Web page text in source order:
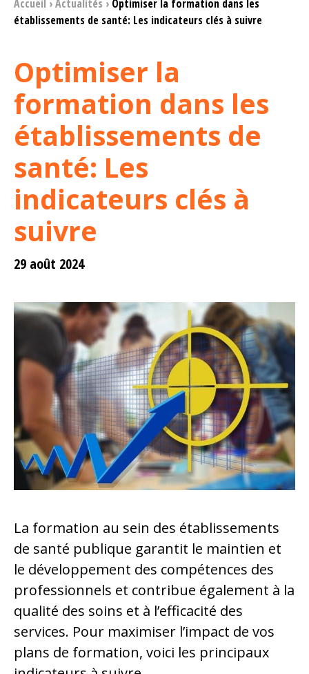
Accueil ›Actualités › Optimiser la formation dans les
établissements de santé: Les indicateurs clés à suivre
Optimiser la
formation dans les
établissements de
santé: Les
indicateurs clés à
suivre
29 août 2024
La formation au sein des établissements
de santé publique garantit le maintien et
le développement des compétences des
professionnels et contribue également à la
qualité des soins et à l’efficacité des
services. Pour maximiser l’impact de vos
plans de formation, voici les principaux